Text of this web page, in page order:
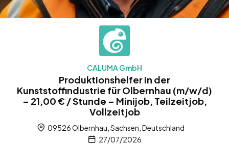
CALUMA GmbH
Produktionshelfer in der
Kunststoffindustrie für Olbernhau (m/w/d)
– 21,00 € / Stunde – Minijob, Teilzeitjob,
Vollzeitjob
09526 Olbernhau, Sachsen, Deutschland
27/07/2026